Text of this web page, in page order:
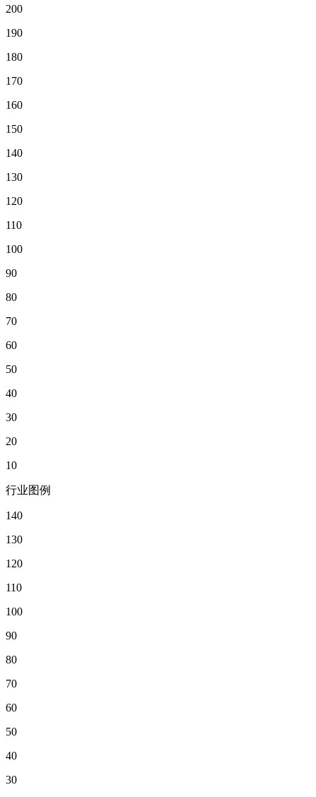
200
190
180
170
160
150
140
130
120
110
100
90
80
70
60
50
40
30
20
10
行业图例
140
130
120
110
100
90
80
70
60
50
40
30